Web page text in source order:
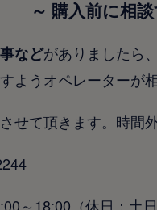
～ 購入前に相
などがありましたら
ようオペレーターが
せて頂きます。時間
～18:00（休日：土日